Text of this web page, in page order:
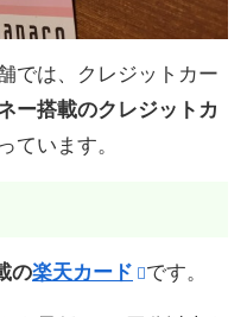
では、クレジットカー
ー搭載のクレジットカ
ています。
の楽天カード です。